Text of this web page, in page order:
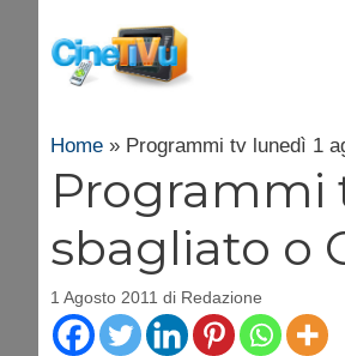
contenuto
Home » Programmi tv lunedì 1
Programmi
sbagliato o
1 Agosto 2011 di Redazione